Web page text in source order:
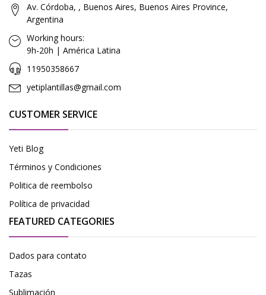
Av. Córdoba, , Buenos Aires, Buenos Aires Province,
Argentina
Working hours:
9h-20h | América Latina
11950358667
yetiplantillas@gmail.com
CUSTOMER SERVICE
Yeti Blog
Términos y Condiciones
Politica de reembolso
Política de privacidad
FEATURED CATEGORIES
Dados para contato
Tazas
Sublimación